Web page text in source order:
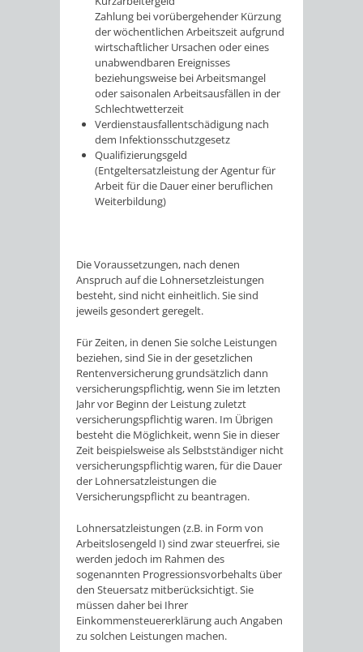
Zahlung bei vorübergehender Kürzung
der wöchentlichen Arbeitszeit aufgrund
wirtschaftlicher Ursachen oder eines
unabwendbaren Ereignisses
beziehungsweise bei Arbeitsmangel
oder saisonalen Arbeitsausfällen in der
Schlechtwetterzeit
Verdienstausfallentschädigung nach
dem Infektionsschutzgesetz
Qualifizierungsgeld
(Entgeltersatzleistung der Agentur für
Arbeit für die Dauer einer beruflichen
Weiterbildung)
Die Voraussetzungen, nach denen
Anspruch auf die Lohnersetzleistungen
besteht, sind nicht einheitlich. Sie sind
jeweils gesondert geregelt.
Für Zeiten, in denen Sie solche Leistungen
beziehen, sind Sie in der gesetzlichen
Rentenversicherung grundsätzlich dann
versicherungspflichtig, wenn Sie im letzten
Jahr vor Beginn der Leistung zuletzt
versicherungspflichtig waren. Im Übrigen
besteht die Möglichkeit, wenn Sie in dieser
Zeit beispielsweise als Selbstständiger nicht
versicherungspflichtig waren, für die Dauer
der Lohnersatzleistungen die
Versicherungspflicht zu beantragen.
Lohnersatzleistungen (z.B. in Form von
Arbeitslosengeld I) sind zwar steuerfrei, sie
werden jedoch im Rahmen des
sogenannten Progressionsvorbehalts über
den Steuersatz mitberücksichtigt. Sie
müssen daher bei Ihrer
Einkommensteuererklärung auch Angaben
zu solchen Leistungen machen.